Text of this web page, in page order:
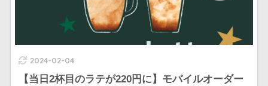
2024-02-04
【当日2杯目のラテが220円に】モバイルオーダー